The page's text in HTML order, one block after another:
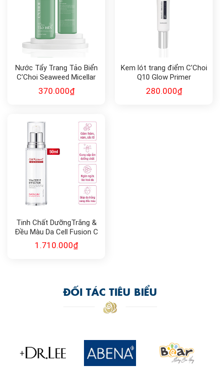
Nước Tẩy Trang Tảo Biển
C’Choi Seaweed Micellar
Water
370.000₫
Kem lót trang điểm C’Choi
Q10 Glow Primer
280.000₫
Tinh Chất DưỡngTrắng &
Đều Màu Da Cell Fusion C
Expert WhiteCure
Vta.CEB12 Effector
1.710.000₫
ĐỐI TÁC TIÊU BIỂU